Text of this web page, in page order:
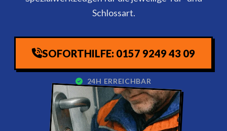
Schlossart.
SOFORTHILFE: 0157 9249 43 09
24H ERREICHBAR